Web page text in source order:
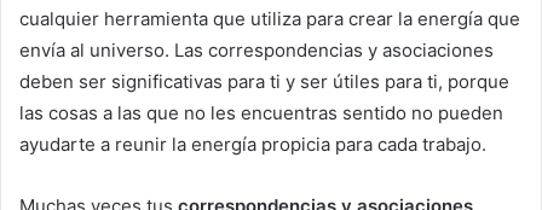
cualquier herramienta que utiliza para crear la energía que
envía al universo. Las correspondencias y asociaciones
deben ser significativas para ti y ser útiles para ti, porque
las cosas a las que no les encuentras sentido no pueden
ayudarte a reunir la energía propicia para cada trabajo.
Muchas veces tus correspondencias y asociaciones